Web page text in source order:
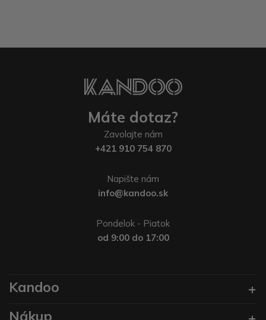
Máte dotaz?
Zavolajte nám
+421 910 754 870
Napište nám
info@kandoo.sk
Pondelok - Piatok
od 9:00 do 17:00
Kandoo
Nákup